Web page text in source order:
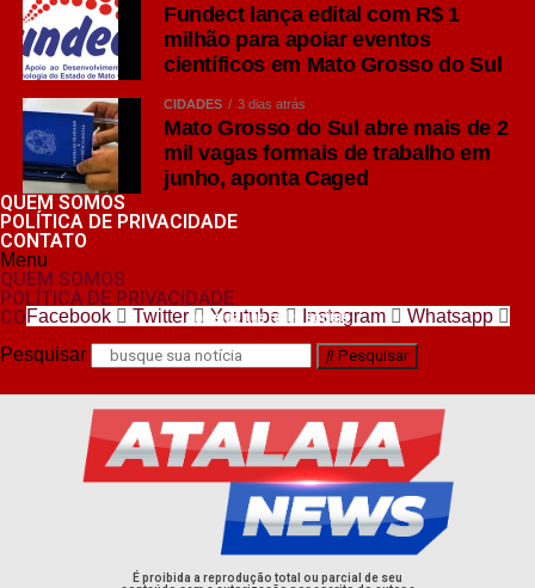
Fundect lança edital com R$ 1
milhão para apoiar eventos
científicos em Mato Grosso do Sul
CIDADES 3 dias atrás
Mato Grosso do Sul abre mais de 2
mil vagas formais de trabalho em
junho, aponta Caged
QUEM SOMOS
POLÍTICA DE PRIVACIDADE
CONTATO
Menu
QUEM SOMOS
POLÍTICA DE PRIVACIDADE
CONTATO
nos siga nas redes sociais
Facebook Twitter Youtube Instagram
Whatsapp
Pesquisar
Pesquisar
É proibida a reprodução total ou parcial de seu